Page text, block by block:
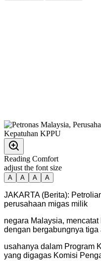
Reading Comfort
adjust the font size
A A A A
JAKARTA (Berita):
perusahaan migas milik
negara Malaysia,
dengan bergabungnya tiga
usahanya dalam Program
yang digagas Komisi